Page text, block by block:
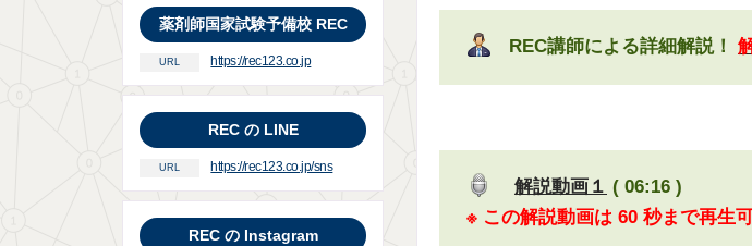
REC講師による詳細解説！
解説動画１ ( 06:16 )
※ この解説動画は 60 秒まで再生
薬剤師国家試験予備校 REC
URL https://rec123.co.jp
REC の LINE
URL https://rec123.co.jp/sns
REC の Instagram